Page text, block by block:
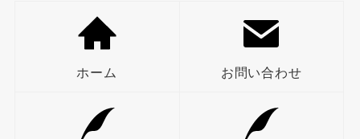
ホーム お問い合わせ